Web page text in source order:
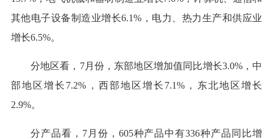
其他电子设备制造业增长6.1%，电力、热力生产和供应业
增长6.5%。
分地区看，7月份，东部地区增加值同比增长3.0%，中
部地区增长7.2%，西部地区增长7.1%，东北地区增长
2.9%。
分产品看，7月份，605种产品中有336种产品同比增